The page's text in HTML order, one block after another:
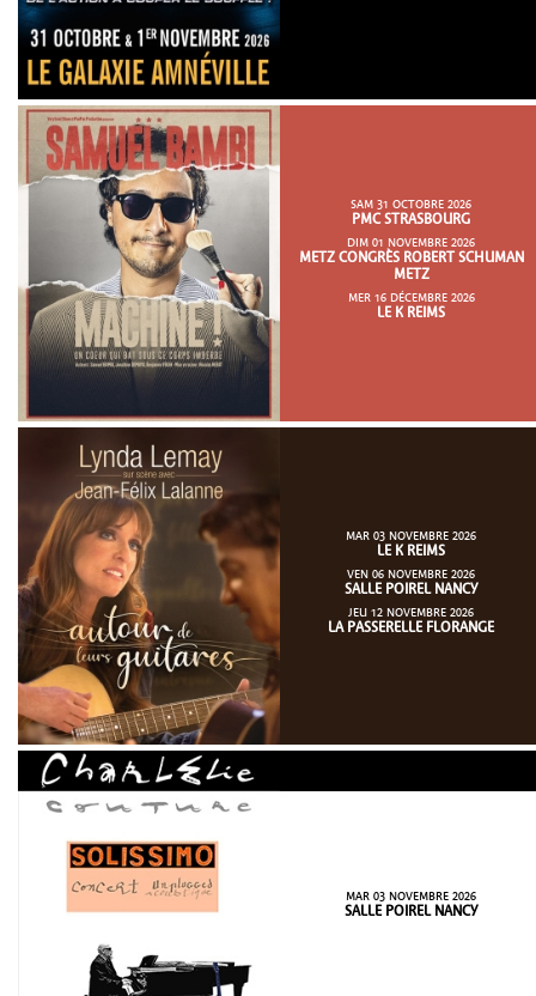
SAM 31 OCTOBRE 2026
PMC STRASBOURG
DIM 01 NOVEMBRE 2026
METZ CONGRÈS ROBERT SCHUMAN
METZ
MER 16 DÉCEMBRE 2026
LE K REIMS
MAR 03 NOVEMBRE 2026
LE K REIMS
VEN 06 NOVEMBRE 2026
SALLE POIREL NANCY
JEU 12 NOVEMBRE 2026
LA PASSERELLE FLORANGE
MAR 03 NOVEMBRE 2026
SALLE POIREL NANCY